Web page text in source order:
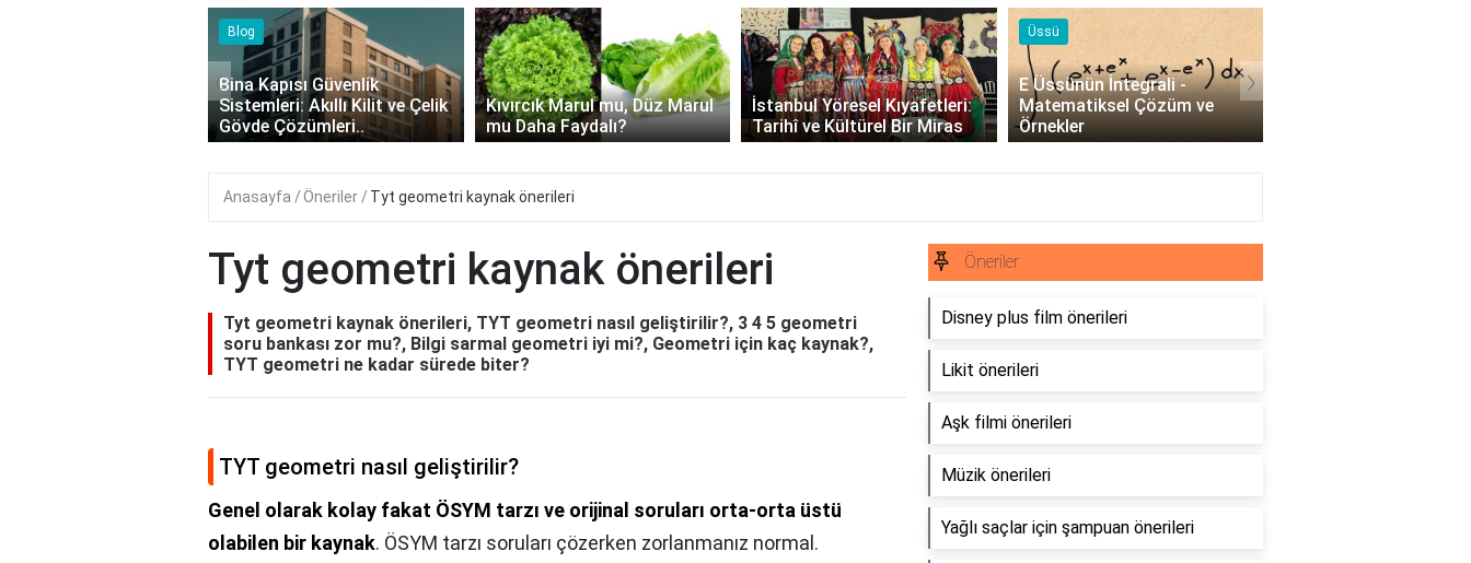
Kıvırcık Marul mu, Düz Marul
mu Daha Faydalı?
İstanbul Yöresel Kıyafetleri:
Tarihî ve Kültürel Bir Miras
Üssü
E Üssünün İntegrali -
Matematiksel Çözüm ve
Örnekler
Örnekleri
Profesyonel Kurumsal Mail
Örnekleri - İşletmeler İçin
Etkili İletişim..
‹ ›
Anasayfa Öneriler Tyt geometri kaynak önerileri
Tyt geometri kaynak önerileri
Tyt geometri kaynak önerileri, TYT geometri nasıl geliştirilir?, 3 4 5 geometri
soru bankası zor mu?, Bilgi sarmal geometri iyi mi?, Geometri için kaç kaynak?,
TYT geometri ne kadar sürede biter?
TYT geometri nasıl geliştirilir?
Genel olarak kolay fakat ÖSYM tarzı ve orijinal soruları orta-orta üstü
olabilen bir kaynak. ÖSYM tarzı soruları çözerken zorlanmanız normal.
Öneriler
Disney plus film önerileri
Likit önerileri
Aşk filmi önerileri
Müzik önerileri
Yağlı saçlar için şampuan önerileri